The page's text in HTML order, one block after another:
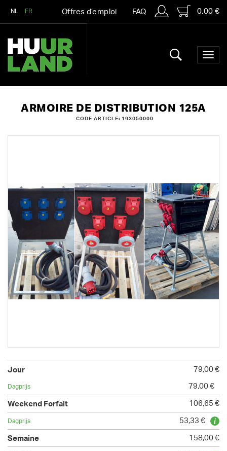
NL FR Offres d’emploi FAQ 0,00 €
ARMOIRE DE DISTRIBUTION 125A
CODE ARTICLE: 193050000
79,00 €
79,00 €
106,65 €
53,33 €
158,00 €